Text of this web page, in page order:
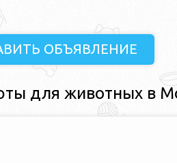
ОБЪЯВЛЕНИЕ
для животных в